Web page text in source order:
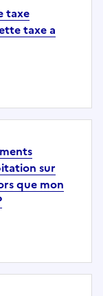
taxe
taxe a
sur
que mon